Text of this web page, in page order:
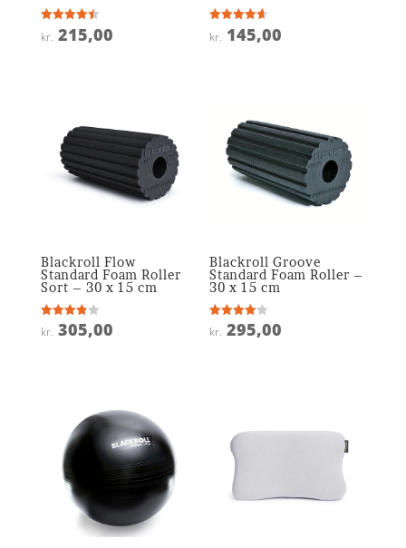
Vurderet
4.5
kr. 215,00
Vurderet
4.6
kr. 145,00
Blackroll Flow
Standard Foam Roller
Sort – 30 x 15 cm
Vurderet
3.9
kr. 305,00
Blackroll Groove
Standard Foam Roller –
30 x 15 cm
Vurderet
4
kr. 295,00